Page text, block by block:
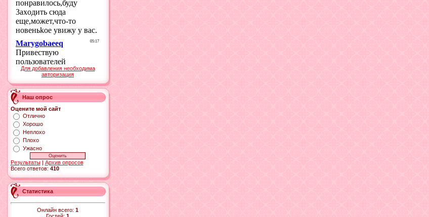
Для добавления необходима
авторизация
Наш опрос
Оцените мой сайт
Отлично
Хорошо
Неплохо
Плохо
Ужасно
Результаты| Архив опросов
Всего ответов: 410
Статистика
Онлайн всего: 1